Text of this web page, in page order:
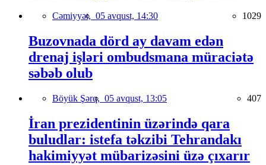
Cəmiyyət, 05 avqust, 14:30 1029
Buzovnada dörd ay davam edən
drenaj işləri ombudsmana müraciətə
səbəb olub
Böyük Şərq, 05 avqust, 13:05 407
İran prezidentinin üzərində qara
buludlar: istefa təkzibi Tehrandakı
hakimiyyət mübarizəsini üzə çıxarır